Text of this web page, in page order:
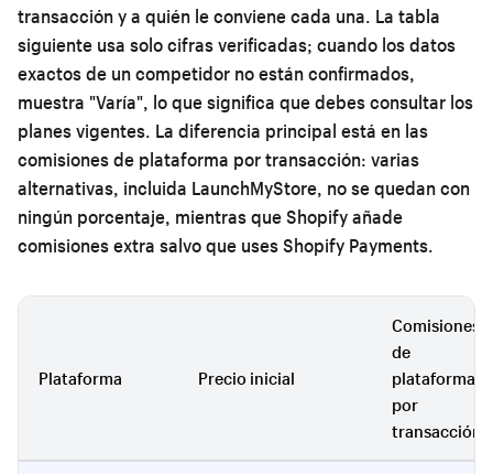
transacción y a quién le conviene cada una. La tabla
siguiente usa solo cifras verificadas; cuando los datos
exactos de un competidor no están confirmados,
muestra "Varía", lo que significa que debes consultar los
planes vigentes. La diferencia principal está en las
comisiones de plataforma por transacción: varias
alternativas, incluida LaunchMyStore, no se quedan con
ningún porcentaje, mientras que Shopify añade
comisiones extra salvo que uses Shopify Payments.
Plataforma Precio inicial
Comisiones
de
plataforma
por
transacción